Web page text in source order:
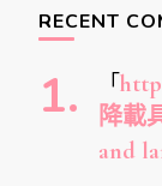
RECENT
「
降載
and